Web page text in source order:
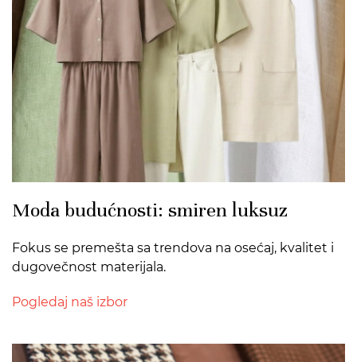
Moda budućnosti: smiren luksuz
Fokus se premešta sa trendova na osećaj, kvalitet i
dugovečnost materijala.
Pogledaj naš izbor